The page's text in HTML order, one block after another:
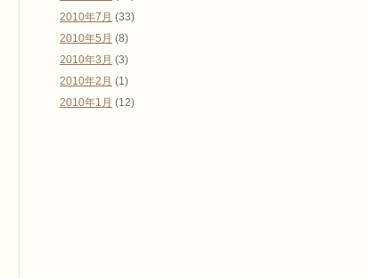
2010年7月 (33)
2010年5月 (8)
2010年3月 (3)
2010年2月 (1)
2010年1月 (12)